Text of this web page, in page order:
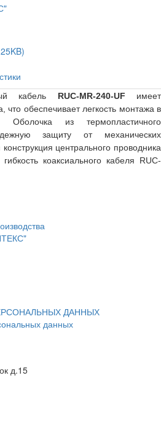
кабель RUC-MR-240-UF имеет
что обеспечивает легкость монтажа в
Оболочка из термопластичного
защиту от механических
центрального проводника
коаксиального кабеля RUC-
ДАННЫХ
данных
д.15